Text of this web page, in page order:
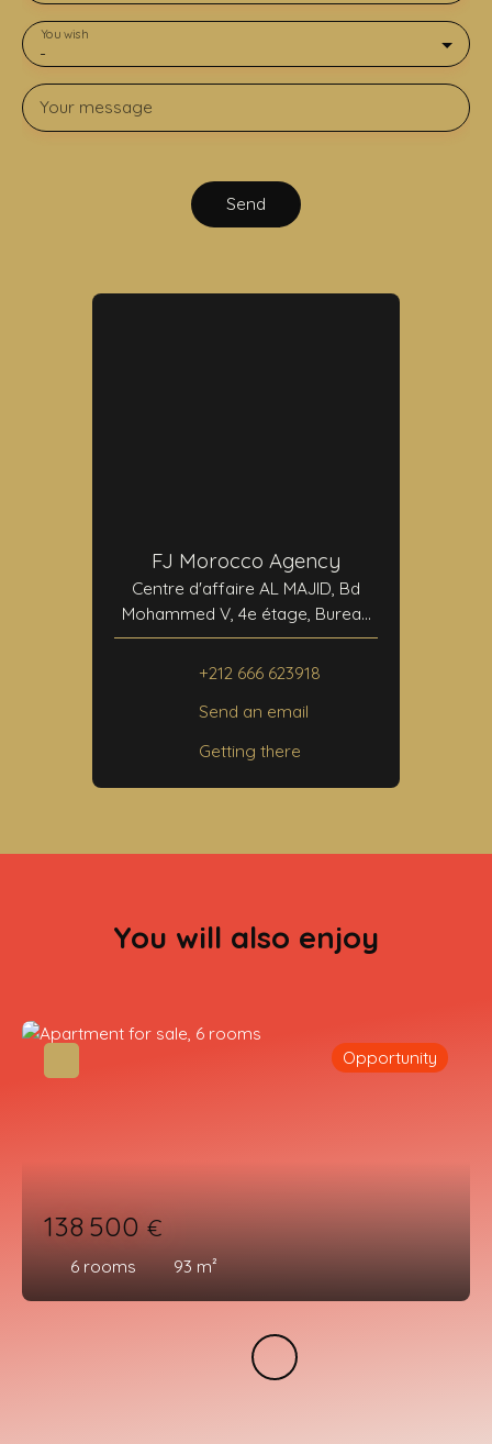
-
You wish
Your message
Send
FJ Morocco Agency
Centre d'affaire AL MAJID, Bd
Mohammed V, 4e étage, Bureau
N°24
40000 Marrakech
+212 666 623918
Send an email
Getting there
You will also enjoy
138 500€
6 rooms 93 m²
Opportunity